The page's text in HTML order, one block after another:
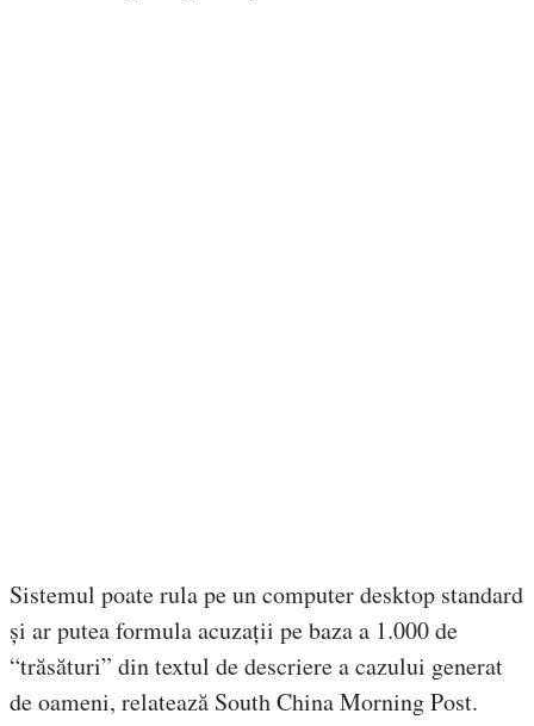
Sistemul poate rula pe un computer desktop standard
și ar putea formula acuzații pe baza a 1.000 de
“trăsături” din textul de descriere a cazului generat
de oameni, relatează South China Morning Post.